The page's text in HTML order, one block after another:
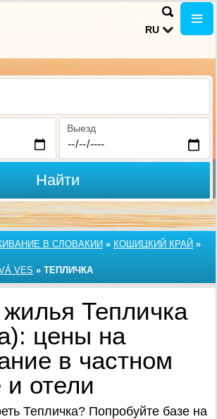
RU
Выезд
Найти
В СЛОВАКИИ » КОШИЦКИЙ КРАЙ »
VES » ТЕПЛИЧКА
Тепличка
цены на
в частном
и отели
Тепличка? Попробуйте базe на